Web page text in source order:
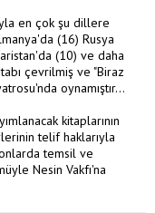
en çok şu dillere
(16) Rusya
(10) ve daha
çevrilmiş ve "Biraz
oynamıştır...
kitaplarının
telif haklarıyla
temsil ve
Nesin Vakfı'na